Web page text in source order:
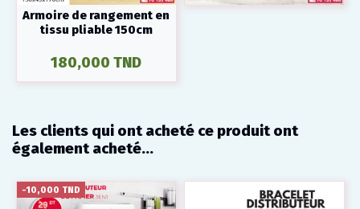
Armoire de rangement en
tissu pliable 150cm
180,000 TND
Les clients qui ont acheté ce produit ont
également acheté...
-10,000 TND